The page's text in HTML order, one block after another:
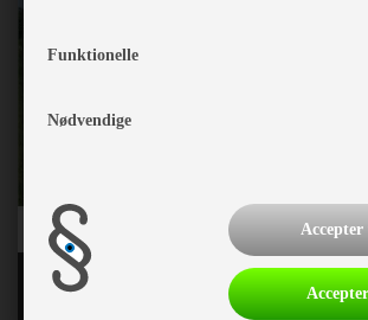
Special fortelte
Funktionelle
Nødvendige
Accepter